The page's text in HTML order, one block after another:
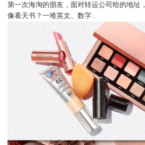
第一次海淘的朋友，面对转运公司给的地址
像看天书？一堆英文、数字..